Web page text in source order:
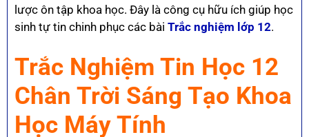
lược ôn tập khoa học. Đây là công cụ hữu ích giúp học
sinh tự tin chinh phục các bài Trắc nghiệm lớp 12.
Trắc Nghiệm Tin Học 12
Chân Trời Sáng Tạo Khoa
Học Máy Tính